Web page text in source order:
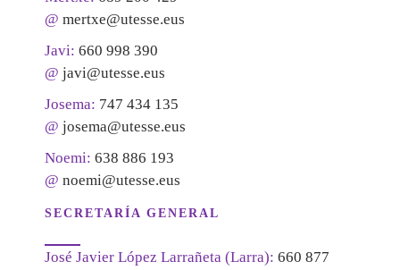
@ mertxe@utesse.eus
Javi: 660 998 390
@ javi@utesse.eus
Josema: 747 434 135
@ josema@utesse.eus
Noemi: 638 886 193
@ noemi@utesse.eus
SECRETARÍA GENERAL
José Javier López Larrañeta (Larra): 660 877